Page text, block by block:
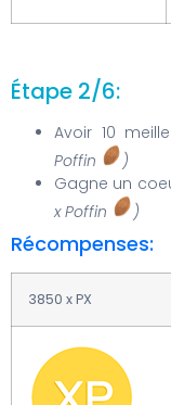
Étape 2/6:
Avoir 10
Poffin
)
Gagne un
x Poffin
)
Récompenses:
3850 x PX